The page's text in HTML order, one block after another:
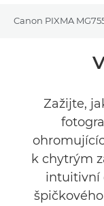
Canon PIXMA
Podpora
Zažijte,
k chytrým
intuitivní